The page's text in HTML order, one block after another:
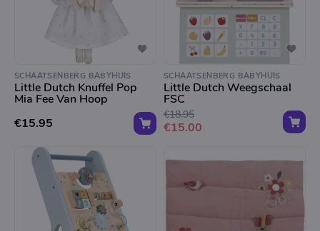
SCHAATSENBERG BABYHUIS
Little Dutch Knuffel Pop
Mia Fee Van Hoop
€15.95
SCHAATSENBERG BABYHUIS
Little Dutch Weegschaal
FSC
€18.95
€15.00